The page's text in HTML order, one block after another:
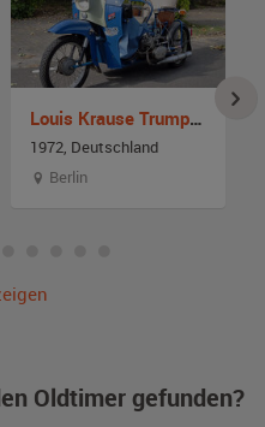
Louis Krause Trumpf 7 Piccolo
1972, Deutschland
Berlin
Oldtimer gefunden?